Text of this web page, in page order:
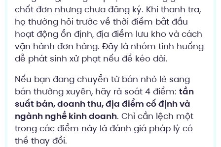
chốt đơn nhưng chưa đăng ký. Khi thanh tra,
họ thường hỏi trước về thời điểm bắt đầu
hoạt động ổn định, địa điểm lưu kho và cách
vận hành đơn hàng. Đây là nhóm tình huống
dễ phát sinh xử phạt nếu để kéo dài.
Nếu bạn đang chuyển từ bán nhỏ lẻ sang
bán thường xuyên, hãy rà soát 4 điểm: tần
suất bán, doanh thu, địa điểm cố định và
ngành nghề kinh doanh. Chỉ cần lệch một
trong các điểm này là đánh giá pháp lý có
thể thay đổi.